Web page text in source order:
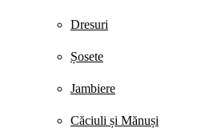
Dresuri
Șosete
Jambiere
Căciuli și Mănuși